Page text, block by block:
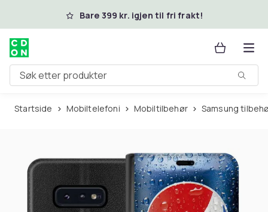
Hopp til hovedinnholdBare 399 kr. igjen til fri frakt!
Søk etter produkter
Startside Mobiltelefoni Mobiltilbehør Samsung